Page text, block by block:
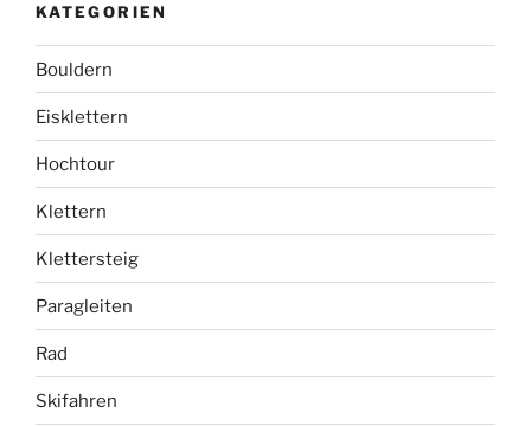
KATEGORIEN
Bouldern
Eisklettern
Hochtour
Klettern
Klettersteig
Paragleiten
Rad
Skifahren